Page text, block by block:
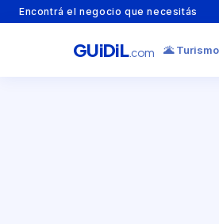
Encontrá el negocio que necesitás
GUiDiL.com 🌋 Turismo